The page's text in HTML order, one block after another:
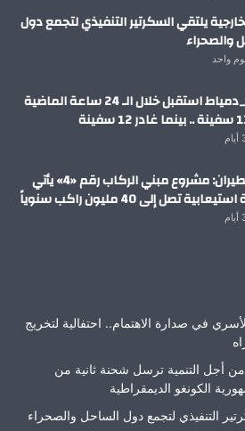
يلتقي السكرتير التنفيذي لتجمع دول
والصحراء
واحد
ميناء_دمياط استقبل خلال الـ 24 ساعة الماضية
وزير الطيران: مشروع مبني الركاب رقم «4» يأتي
تصل إلى 40 مليون راكب سنوياً
في صدارة الاهتمام.. احتفالية لتخريج
من أجل التنمية ترسل شحنة ثانية من
الكونغو الديمقراطية
التنفيذي لتجمع دول الساحل والصحراء